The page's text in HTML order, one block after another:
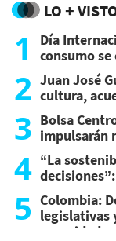
LO +
1
Día
consumo
2 Juan José
cultura,
3 Bolsa
impulsarán
4 “La
5 Colombia:
legislativas
seguridad